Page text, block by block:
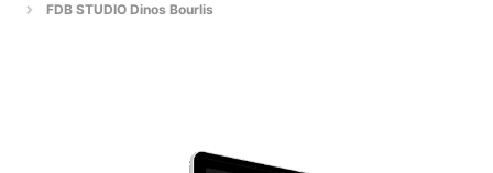
FDB STUDIO Dinos Bourlis